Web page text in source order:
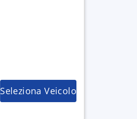
Seleziona Veicolo